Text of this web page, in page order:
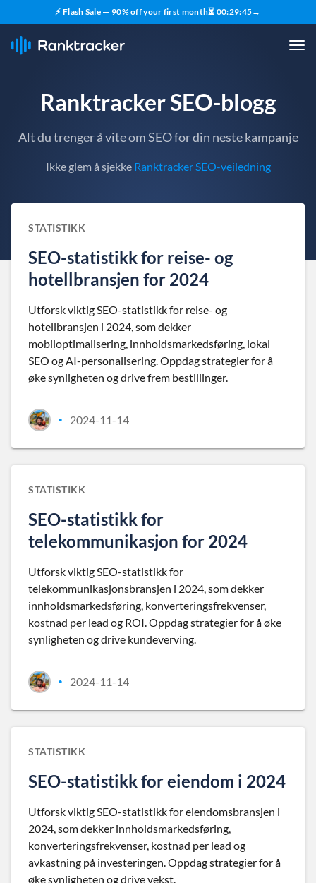
⚡ Flash Sale — 90% off your first month⏳ 00:29:44→
Ranktracker SEO-blogg
Alt du trenger å vite om SEO for din neste kampanje
Ikke glem å sjekke Ranktracker SEO-veiledning
STATISTIKK
SEO-statistikk for reise- og
hotellbransjen for 2024
Utforsk viktig SEO-statistikk for reise- og
hotellbransjen i 2024, som dekker
mobiloptimalisering, innholdsmarkedsføring, lokal
SEO og AI-personalisering. Oppdag strategier for å
øke synligheten og drive frem bestillinger.
• 2024-11-14
STATISTIKK
SEO-statistikk for
telekommunikasjon for 2024
Utforsk viktig SEO-statistikk for
telekommunikasjonsbransjen i 2024, som dekker
innholdsmarkedsføring, konverteringsfrekvenser,
kostnad per lead og ROI. Oppdag strategier for å øke
synligheten og drive kundeverving.
• 2024-11-14
STATISTIKK
SEO-statistikk for eiendom i 2024
Utforsk viktig SEO-statistikk for eiendomsbransjen i
2024, som dekker innholdsmarkedsføring,
konverteringsfrekvenser, kostnad per lead og
avkastning på investeringen. Oppdag strategier for å
øke synligheten og drive vekst.